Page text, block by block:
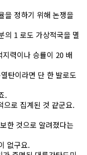
을 정하기 위해 논쟁을
의 1 로도 가상적국을 멸
력이나 승률이 20 배
탄이라면 단 한 발로도
.
으로 집계된 것 같군요.
한 것으로 알려졌다는
없구요.